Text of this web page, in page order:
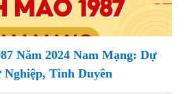
Năm 2024 Nam Mạng: Dự
Nghiệp, Tình Duyên